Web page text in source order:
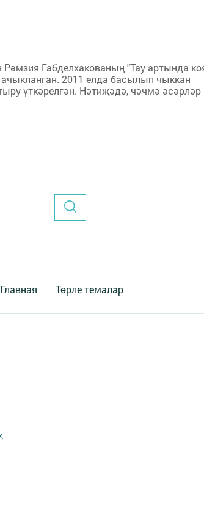
Габделхакованың "Тау артында
2011 елда басылып чыккан
үткәрелгән. Нәтиҗәдә, чәчмә әсәрләр
Главная Төрле темалар